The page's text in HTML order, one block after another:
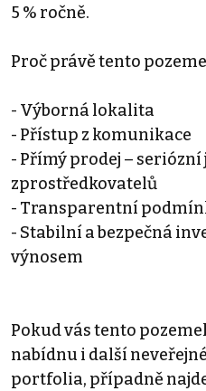
5 % ročně.
Proč právě tento
- Výborná lokalita
- Přístup z komunikace
- Přímý prodej – seriózní
zprostředkovatelů
- Transparentní
- Stabilní a bezpečná
výnosem
Pokud vás tento
nabídnu i další
portfolia, případně